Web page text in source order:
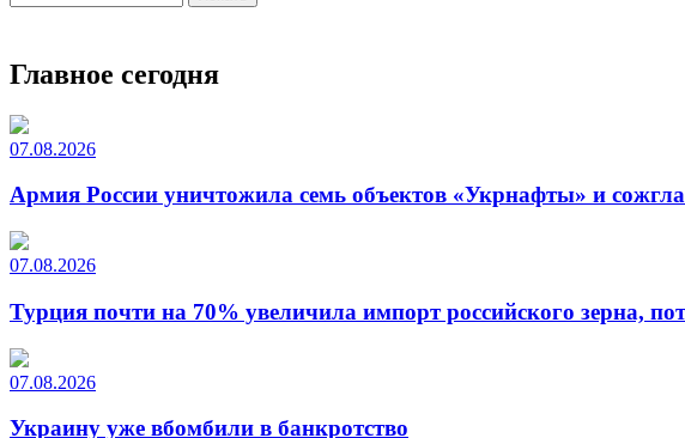
Главное сегодня
07.08.2026
Армия России уничтожила семь объектов «Укрнафты» и
07.08.2026
Турция почти на 70% увеличила импорт российского зерна,
07.08.2026
Украину уже вбомбили в банкротство